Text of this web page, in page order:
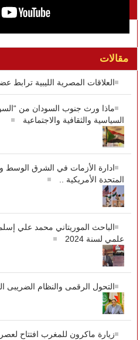
تواصل معنا على الفيسبوك
مقالات
العلاقات المصرية الليبية ترابط
ماذا ورث جنوب السودان من
السياسية والثقافية والاجتماعية
ادارة الأزمات في الشرق الوسط
المتحدة الأمريكية ..
الباحث الموريتاني محمد علي
علمي لسنة 2024
التحول الرقمى والنظام الضريبى
زيارة ماكرون للمغرب افتتاح